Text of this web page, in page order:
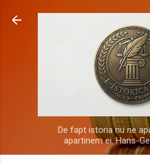
Treceți la
De fapt istoria nu ne
apartinem ei. Hans-